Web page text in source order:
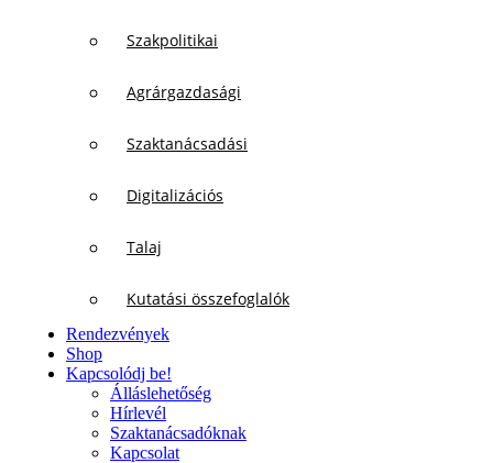
Szakpolitikai
Agrárgazdasági
Szaktanácsadási
Digitalizációs
Talaj
Kutatási összefoglalók
Rendezvények
Shop
Kapcsolódj be!
Álláslehetőség
Hírlevél
Szaktanácsadóknak
Kapcsolat